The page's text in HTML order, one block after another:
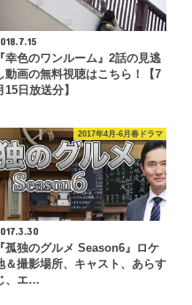
『幸色のワンルーム』2話の見逃
動画の無料視聴はこちら！【7
15日放送分】
2017年4月-6月春ドラマ
『孤独のグルメ Season6』ロケ
＆撮影場所、キャスト、あらす
、エ…